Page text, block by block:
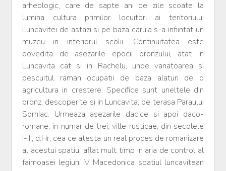
arheologic, care de sapte ani de zile scoate la
lumina cultura primilor locuitori ai teritoriului
Luncavitei de astazi si pe baza caruia s-a infiintat un
muzeu in interiorul scolii. Continuitatea este
dovedita de asezarile epocii bronzului, atat in
Luncavita cat si in Rachelu, unde vanatoarea si
pescuitul raman ocupatii de baza alaturi de o
agricultura in crestere. Specifice sunt uneltele din
bronz, descoperite si in Luncavita, pe terasa Paraului
Sorniac. Urmeaza asezarile dacice si apoi daco-
romane, in numar de trei, ville rusticae, din secolele
I-III, d.Hr, cea ce atesta un real proces de romanizare
al acestui spatiu, aflat mult timp in aria de control al
faimoasei legiuni V Macedonica spatiul luncavitean